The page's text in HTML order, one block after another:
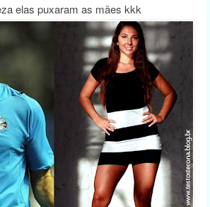
elas puxaram as mães kkk